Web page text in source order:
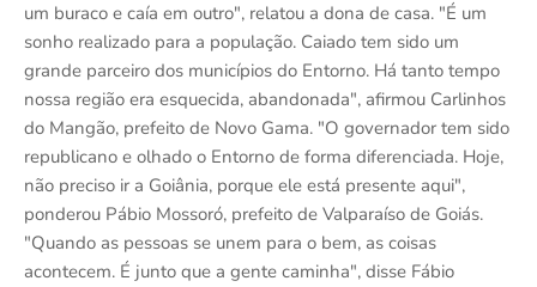
um buraco e caía em outro", relatou a dona de casa. "É um
sonho realizado para a população. Caiado tem sido um
grande parceiro dos municípios do Entorno. Há tanto tempo
nossa região era esquecida, abandonada", afirmou Carlinhos
do Mangão, prefeito de Novo Gama. "O governador tem sido
republicano e olhado o Entorno de forma diferenciada. Hoje,
não preciso ir a Goiânia, porque ele está presente aqui",
ponderou Pábio Mossoró, prefeito de Valparaíso de Goiás.
"Quando as pessoas se unem para o bem, as coisas
acontecem. É junto que a gente caminha", disse Fábio